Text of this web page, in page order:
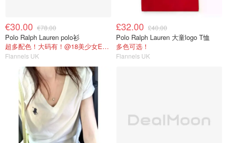
€30.00 €78.00
Polo Ralph Lauren polo衫
超多配色！大码有！@18美少女Emma购物心得
Flannels UK
£32.00 £40.00
Polo Ralph Lauren 大童logo T恤
多色可选！
Flannels UK